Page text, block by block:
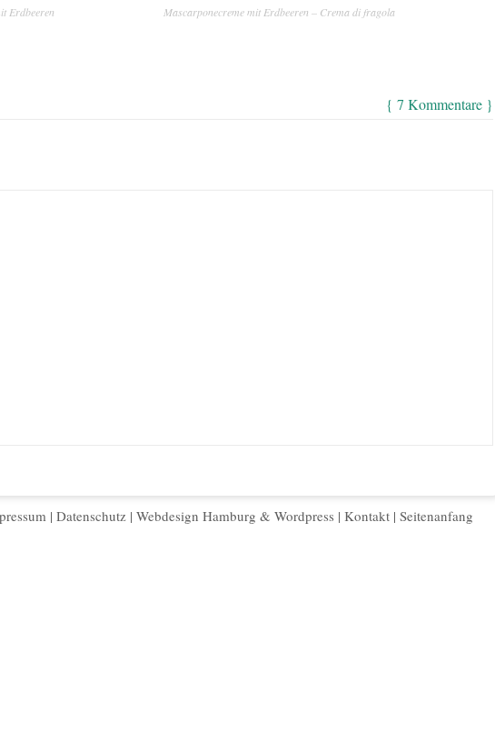
Erdbeeren Mascarponecreme mit Erdbeeren – Crema di fragola
{ 7 Kommentare }
| Datenschutz | Webdesign Hamburg & Wordpress | Kontakt | Seitenanfang